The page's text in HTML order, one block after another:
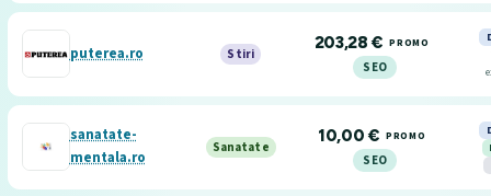
puterea.ro Stiri
203,28 € PROMO
SEO
sanatate-
mentala.ro
Sanatate
10,00 € PROMO
SEO